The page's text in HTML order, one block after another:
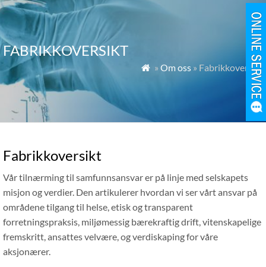
FABRIKKOVERSIKT
 » Om oss » Fabrikkoversikt
Fabrikkoversikt
Vår tilnærming til samfunnsansvar er på linje med selskapets
misjon og verdier. Den artikulerer hvordan vi ser vårt ansvar på
områdene tilgang til helse, etisk og transparent
forretningspraksis, miljømessig bærekraftig drift, vitenskapelige
fremskritt, ansattes velvære, og verdiskaping for våre
aksjonærer.